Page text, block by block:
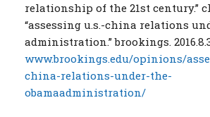
relationship of the 21st century.”
“assessing u.s.-china relations
administration.” brookings.
www.brookings.edu/opinions/
china-relations-under-the-
obamaadministration/